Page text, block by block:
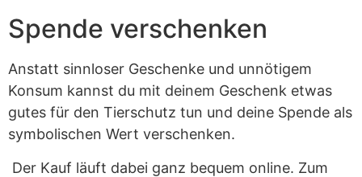
Spende verschenken
Anstatt sinnloser Geschenke und unnötigem
Konsum kannst du mit deinem Geschenk etwas
gutes für den Tierschutz tun und deine Spende als
symbolischen Wert verschenken.
Der Kauf läuft dabei ganz bequem online. Zum